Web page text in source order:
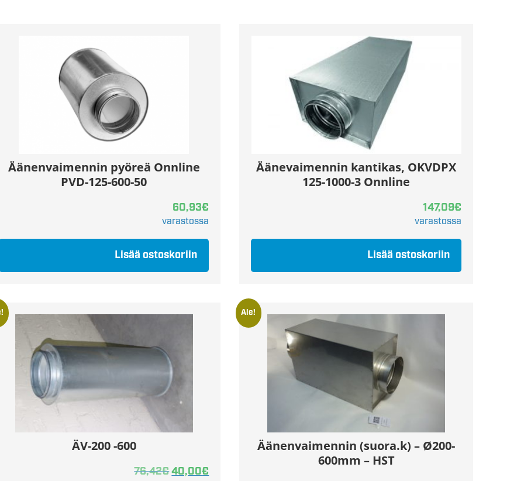
Äänenvaimennin pyöreä Onnline
PVD-125-600-50
60,93€
varastossa
Lisää ostoskoriin
Äänevaimennin kantikas, OKVDPX
125-1000-3 Onnline
147,09€
varastossa
Lisää ostoskoriin
ÄV-200 -600
76,42€40,00€
Ale!
Äänenvaimennin (suora.k) – Ø200-
600mm – HST